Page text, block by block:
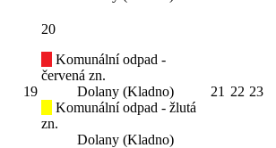
19
20
Komunální odpad -
červená zn.
Dolany (Kladno)
Komunální odpad - žlutá
zn.
Dolany (Kladno)
21 22 23